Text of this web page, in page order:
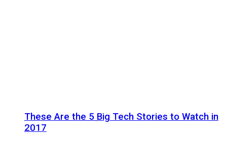
These Are the 5 Big Tech Stories to Watch in
2017